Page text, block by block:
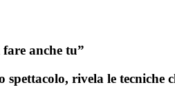
anche tu”
rivela le tecniche